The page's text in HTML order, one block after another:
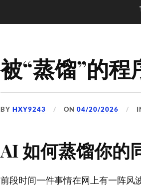
被“蒸馏”的程
BYHXY9243 ON04/20/2026
AI 如何蒸馏你的
前段时间一件事情在网上有一阵风